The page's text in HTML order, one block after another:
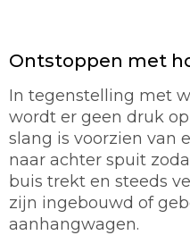
Ontstoppen met
In tegenstelling met
wordt er geen druk
slang is voorzien van
naar achter spuit
buis trekt en steeds
zijn ingebouwd of
aanhangwagen.